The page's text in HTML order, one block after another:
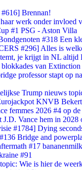
Brennan!
werk onder invloed
#1 PSG - Aston Villa
#318 Een
#296] Alles is
je krijgt in NL altijd
blokkades van
professor stapt op
Trump nieuws
KNVB
femmes 2026 #4 op
J.D. Vance hem in 2028
#1784] Dying
Bridge and
#17
#91
Wie is hier de